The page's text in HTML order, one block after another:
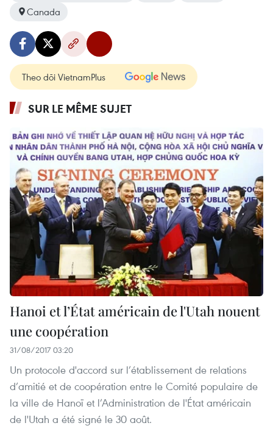
Canada
Theo dõi VietnamPlus
SUR LE MÊME SUJET
Hanoi et l’État américain de l'Utah nouent
une coopération
31/08/2017 03:20
Un protocole d'accord sur l’établissement de relations
d’amitié et de coopération entre le Comité populaire de
la ville de Hanoï et l’Administration de l'État américain
de l'Utah a été signé le 30 août.